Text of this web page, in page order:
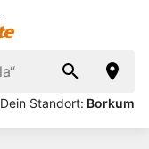
Dein Standort: Borkum